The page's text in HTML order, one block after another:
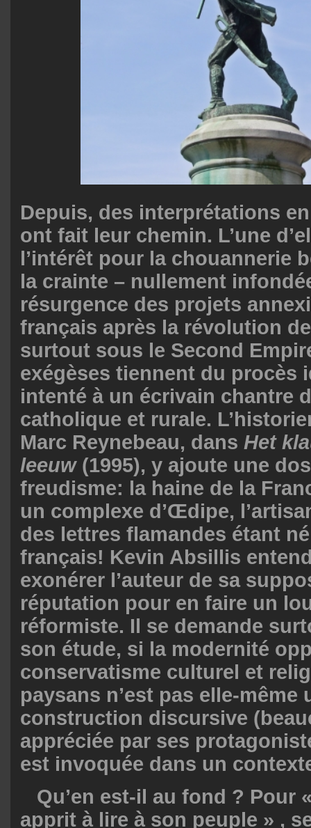
Depuis, des interprétations
ont fait leur chemin. L’une
l’intérêt pour la chouannerie
la crainte – nullement
résurgence des projets
français après la révolution
surtout sous le Second
exégèses tiennent du procès
intenté à un écrivain chantre
catholique et rurale.
Marc Reynebeau, dans Het
leeuw(1995), y ajoute une
freudisme: la haine de la
un complexe d’Œdipe,
des lettres flamandes étant
français! Kevin Absillis
exonérer l’auteur de sa
réputation pour en faire un
réformiste. Il se demande
son étude, si la modernité
conservatisme culturel et
paysans n’est pas elle-même
construction discursive
appréciée par ses
est invoquée dans un
Qu’en est-il au fond ? Pour
apprit à lire à son peuple » ,